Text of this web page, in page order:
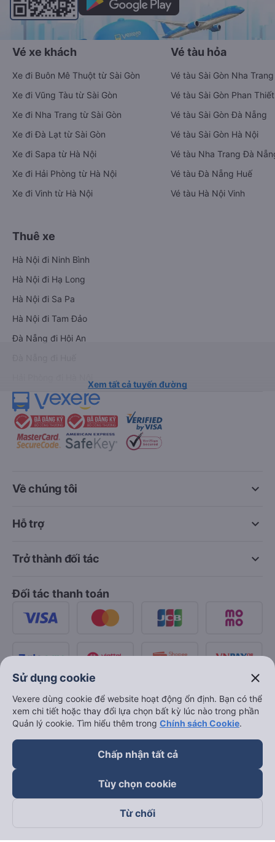
Vé xe khách
Xe đi Buôn Mê Thuột từ Sài Gòn
Xe đi Vũng Tàu từ Sài Gòn
Xe đi Nha Trang từ Sài Gòn
Xe đi Đà Lạt từ Sài Gòn
Xe đi Sapa từ Hà Nội
Xe đi Hải Phòng từ Hà Nội
Xe đi Vinh từ Hà Nội
Vé tàu hỏa
Vé tàu Sài Gòn Nha Trang
Vé tàu Sài Gòn Phan Thiết
Vé tàu Sài Gòn Đà Nẵng
Vé tàu Sài Gòn Hà Nội
Vé tàu Nha Trang Đà
Vé tàu Đà Nẵng Huế
Vé tàu Hà Nội Vinh
Thuê xe
Hà Nội đi Ninh Bình
Hà Nội đi Hạ Long
Hà Nội đi Sa Pa
Hà Nội đi Tam Đảo
Đà Nẵng đi Hội An
Xem tất cả tuyến đường
keyboard_arrow_down
Về chúng tôi
keyboard_arrow_down
Hỗ trợ
keyboard_arrow_down
Trở thành đối tác
Đối tác thanh toán
Sử dụng cookie close
Vexere dùng cookie để website hoạt động ổn định. Bạn có thể
xem chi tiết hoặc thay đổi lựa chọn bất kỳ lúc nào trong phần
Quản lý cookie. Tìm hiểu thêm trong Chính sách Cookie.
Chấp nhận tất cả
Tùy chọn cookie
Từ chối